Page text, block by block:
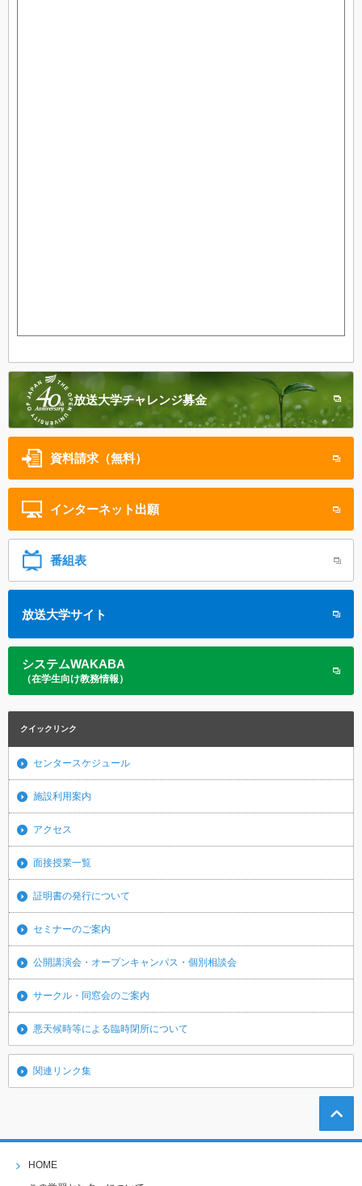
放送大学チャレンジ募金
資料請求（無料）
インターネット 出願
番組表
放送大学サイト
システムWAKABA
（在学生向け教務情報）
クイックリンク
センタースケジュール
施設利用案内
アクセス
面接授業一覧
証明書の発行について
セミナーのご案内
公開講演会・オープンキャンパス・個別相談会
サークル・同窓会のご案内
悪天候時等による臨時閉所について
関連リンク集
HOME